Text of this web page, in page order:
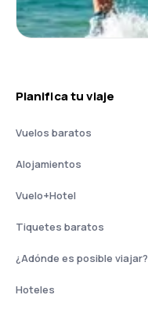
Planifica tu viaje
Vuelos baratos
Alojamientos
Vuelo+Hotel
Tiquetes baratos
¿Adónde es posible viajar?
Hoteles